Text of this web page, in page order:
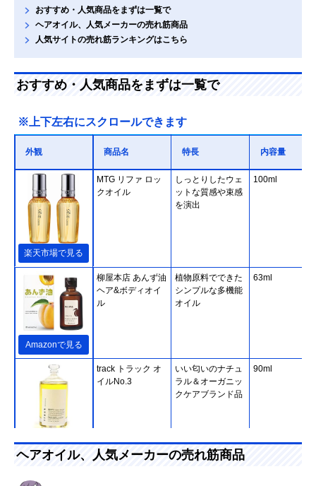
おすすめ・人気商品をまずは一覧で
ヘアオイル、人気メーカーの売れ筋商品
人気サイトの売れ筋ランキングはこちら
おすすめ・人気商品をまずは一覧で
※上下左右にスクロールできます
外観 商品名 特長 内容量
楽天市場で見る
MTG リファ ロッ
クオイル
しっとりしたウェ
ットな質感や束感
を演出
100ml
Amazonで見る
柳屋本店 あんず油
ヘア&ボディオイ
ル
植物原料でできた
シンプルな多機能
オイル
63ml
Amazonで見る
track トラック オ
イルNo.3
いい匂いのナチュ
ラル＆オーガニッ
クケアブランド品
90ml
ヘアオイル、人気メーカーの売れ筋商品